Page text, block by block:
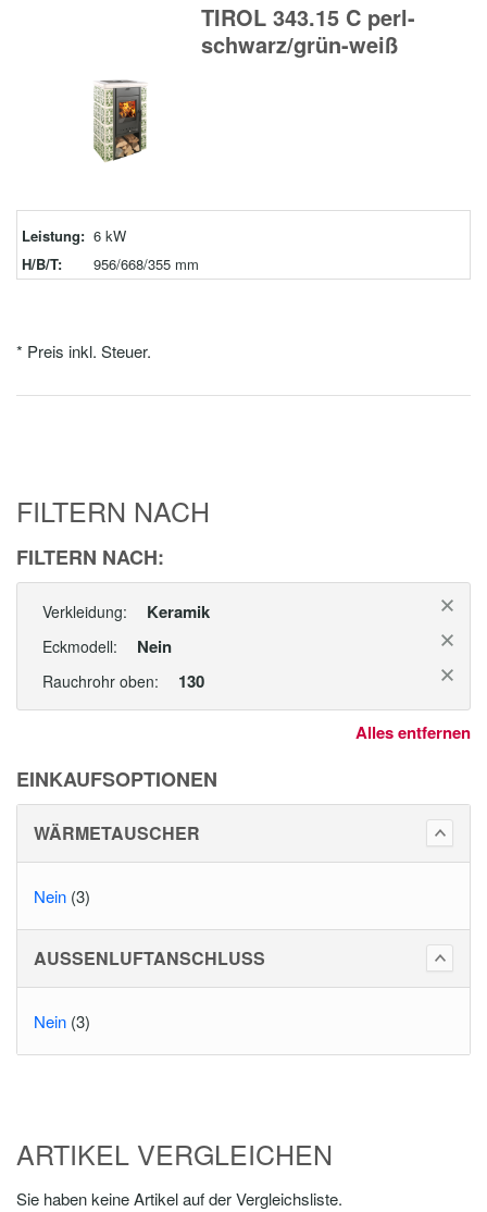
TIROL 343.15 C perl-
schwarz/grün-weiß
Leistung: 6 kW
H/B/T:
956/668/355 mm
* Preis inkl. Steuer.
FILTERN NACH
FILTERN NACH:
Verkleidung: Keramik
Eckmodell: Nein
Rauchrohr oben: 130
Alles entfernen
EINKAUFSOPTIONEN
WÄRMETAUSCHER
Nein (3)
AUSSENLUFTANSCHLUSS
Nein (3)
ARTIKEL VERGLEICHEN
Sie haben keine Artikel auf der Vergleichsliste.